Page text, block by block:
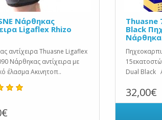
Νάρθηκας
Ligaflex Rhizo
αντίχειρα Thuasne Ligaflex
Νάρθηκας αντίχειρα με
έλασμα Ακινητοπ..
Thuasne
Black
Dual Black
32,00€